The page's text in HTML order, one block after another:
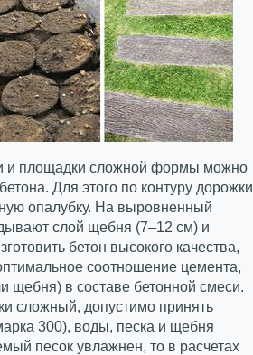
и площадки сложной формы можно
Для этого по контуру дорожки
опалубку. На выровненный
слой щебня (7–12 см) и
бетон высокого качества,
соотношение цемента,
щебня) в составе бетонной смеси.
сложный, допустимо принять
300), воды, песка и щебня
песок увлажнен, то в расчетах